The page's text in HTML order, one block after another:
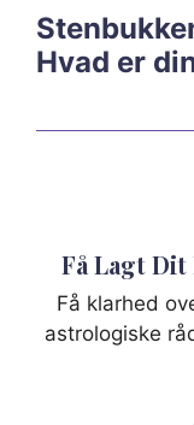
Hvad er
Få Lagt
Få klarhed
astrologiske